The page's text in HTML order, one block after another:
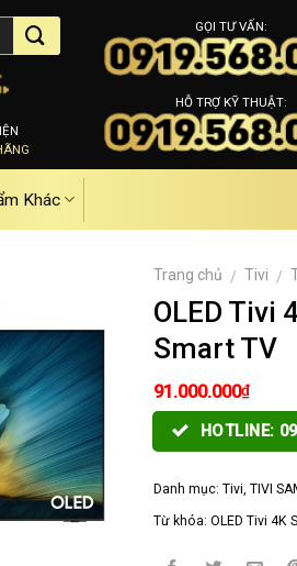
GỌI TƯ VẤN:
HỖ TRỢ KỸ THUẬT:
Khác
Trang chủ / Tivi /
OLED Tivi
Smart TV
91.000.000₫
HOTLINE:
Danh mục: Tivi, TIVI
Từ khóa: OLED Tivi 4K